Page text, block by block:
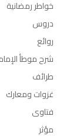
خواطر رمضانية
دروس
روائع
شرح موطأ
طرائف
غزوات ومعارك
فتاوى
مؤثر